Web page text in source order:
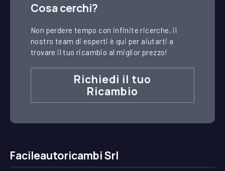
Cosa cerchi?
Non perdere tempo con infinite ricerche, il
nostro team di esperti è qui per aiutarti a
trovare il tuo ricambio al miglior prezzo!
Richiedi il tuo
Ricambio
Facileautoricambi Srl